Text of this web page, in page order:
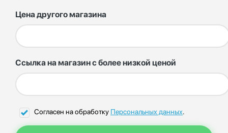
Цена другого магазина
Ссылка на магазин с более низкой ценой
Согласен на обработку Персональных данных.